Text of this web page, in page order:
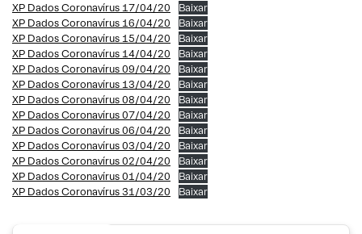
XP Dados Coronavírus 17/04/20
Baixar
XP Dados Coronavírus 16/04/20
Baixar
XP Dados Coronavírus 15/04/20
Baixar
XP Dados Coronavírus 14/04/20
Baixar
XP Dados Coronavírus 09/04/20
Baixar
XP Dados Coronavírus 13/04/20
Baixar
XP Dados Coronavírus 08/04/20
Baixar
XP Dados Coronavírus 07/04/20
Baixar
XP Dados Coronavírus 06/04/20
Baixar
XP Dados Coronavírus 03/04/20
Baixar
XP Dados Coronavírus 02/04/20
Baixar
XP Dados Coronavírus 01/04/20
Baixar
XP Dados Coronavírus 31/03/20
Baixar